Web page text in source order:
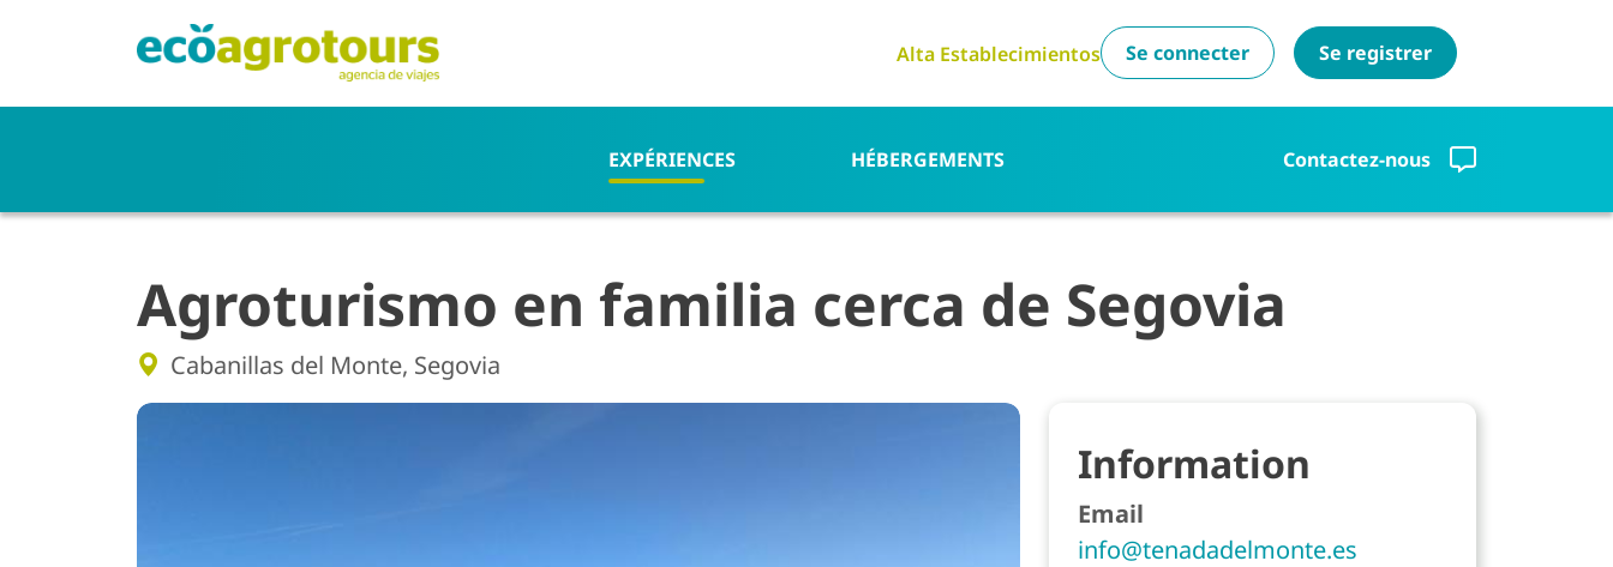
Skip to main content
Alta Establecimientos Se connecter Se registrer
EXPÉRIENCES HÉBERGEMENTS Contactez-nous
Agroturismo en familia cerca de Segovia
Cabanillas del Monte, Segovia
Information
Email
info@tenadadelmonte.es